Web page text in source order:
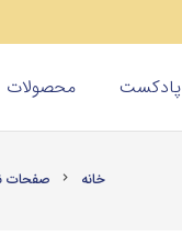
پادکست محصولات
خانه chevron_right صفحات